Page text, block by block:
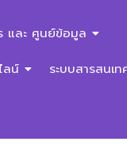
และ ศูนย์ข้อมูล
ลน์ ระบบสารสนเ